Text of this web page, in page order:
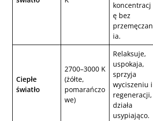
koncentracj
ę bez
przemęczan
ia.
Ciepłe
światło
2700–3000 K
(żółte,
pomarańczo
we)
Relaksuje,
uspokaja,
sprzyja
wyciszeniu i
regeneracji,
działa
usypiająco.